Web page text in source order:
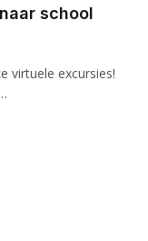
school
virtuele excursies!